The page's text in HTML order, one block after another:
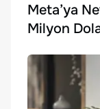
Meta’ya
Milyon